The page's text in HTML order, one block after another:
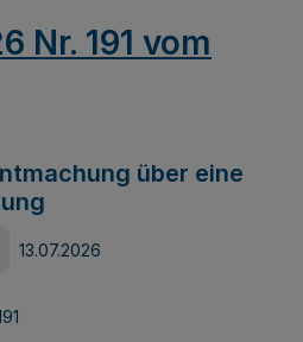
Nr. 191 vom
über eine
13.07.2026